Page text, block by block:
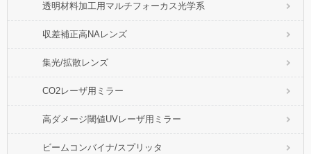
透明材料加工用マルチフォーカス光学系
収差補正高NAレンズ
集光/拡散レンズ
CO2レーザ用ミラー
高ダメージ閾値UVレーザ用ミラー
ビームコンバイナ/スプリッタ